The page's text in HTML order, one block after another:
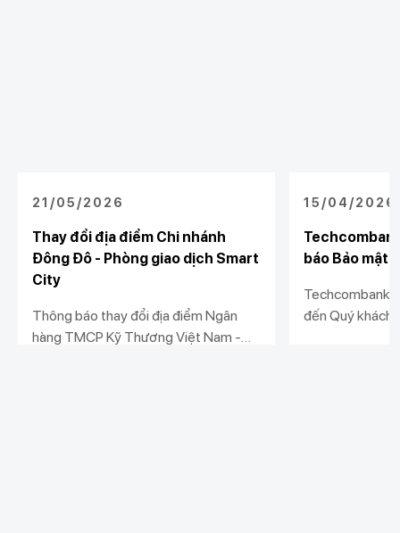
21/05/2026
Thay đổi địa điểm Chi nhánh
Đông Đô - Phòng giao dịch Smart
City
Thông báo thay đổi địa điểm Ngân
hàng TMCP Kỹ Thương Việt Nam -
15/04/2026
báo Bảo mật
Techcombank
đến Quý khách